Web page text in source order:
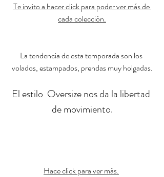
Te invito a hacer click para poder ver más de
cada colección.
La tendencia de esta temporada son los
volados, estampados, prendas muy holgadas.
El estilo  Oversize nos da la libertad
de movimiento.
Hace click para ver más.